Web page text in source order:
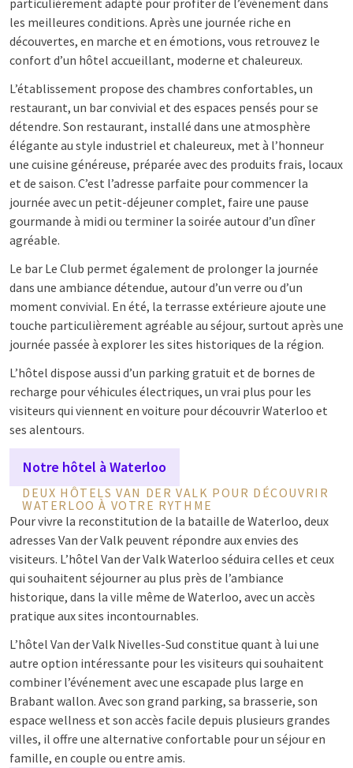
particulièrement adapté pour profiter de l’événement dans
les meilleures conditions. Après une journée riche en
découvertes, en marche et en émotions, vous retrouvez le
confort d’un hôtel accueillant, moderne et chaleureux.
L’établissement propose des chambres confortables, un
restaurant, un bar convivial et des espaces pensés pour se
détendre. Son restaurant, installé dans une atmosphère
élégante au style industriel et chaleureux, met à l’honneur
une cuisine généreuse, préparée avec des produits frais, locaux
et de saison. C’est l’adresse parfaite pour commencer la
journée avec un petit-déjeuner complet, faire une pause
gourmande à midi ou terminer la soirée autour d’un dîner
agréable.
Le bar Le Club permet également de prolonger la journée
dans une ambiance détendue, autour d’un verre ou d’un
moment convivial. En été, la terrasse extérieure ajoute une
touche particulièrement agréable au séjour, surtout après une
journée passée à explorer les sites historiques de la région.
L’hôtel dispose aussi d’un parking gratuit et de bornes de
recharge pour véhicules électriques, un vrai plus pour les
visiteurs qui viennent en voiture pour découvrir Waterloo et
ses alentours.
Notre hôtel à Waterloo
DEUX HÔTELS VAN DER VALK POUR DÉCOUVRIR
WATERLOO À VOTRE RYTHME
Pour vivre la reconstitution de la bataille de Waterloo, deux
adresses Van der Valk peuvent répondre aux envies des
visiteurs. L’hôtel Van der Valk Waterloo séduira celles et ceux
qui souhaitent séjourner au plus près de l’ambiance
historique, dans la ville même de Waterloo, avec un accès
pratique aux sites incontournables.
L’hôtel Van der Valk Nivelles-Sud constitue quant à lui une
autre option intéressante pour les visiteurs qui souhaitent
combiner l’événement avec une escapade plus large en
Brabant wallon. Avec son grand parking, sa brasserie, son
espace wellness et son accès facile depuis plusieurs grandes
villes, il offre une alternative confortable pour un séjour en
famille, en couple ou entre amis.